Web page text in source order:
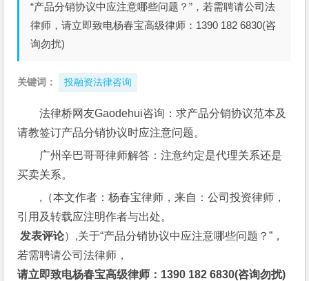
“产品分销协议中应注意哪些问题？”，若需聘请公司法
律师，请立即致电杨春宝高级律师：1390 182 6830(咨
询勿扰)
关键词： 投融资法律咨询
法律桥网友Gaodehui咨询：求产品分销协议范本及
请教签订产品分销协议时应注意问题。
广州辛巴哥哥律师解答：注意约定是代理关系还是
买卖关系。
,（本文作者：杨春宝律师，来自：公司投资律师，
引用及转载应注明作者与出处。
发表评论）,关于“产品分销协议中应注意哪些问题？”，
若需聘请公司法律师，
请立即致电杨春宝高级律师：1390 182 6830(咨询勿扰)